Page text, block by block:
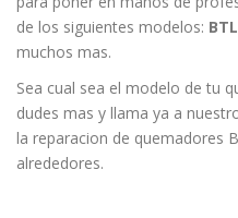
de los siguientes modelos:
muchos mas.
Sea cual sea el modelo de tu
dudes mas y llama ya a
la reparacion de quemadores
alrededores.